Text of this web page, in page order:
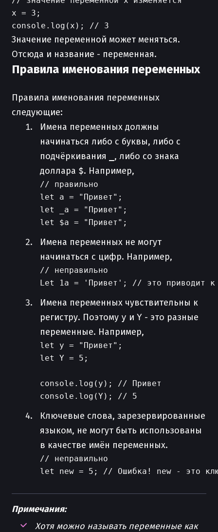
x = 3;
Значение переменной может меняться.
Отсюда и название - переменная.
Правила именования переменных
Правила именования переменных
следующие:
Имена переменных должны
начинаться либо с буквы, либо с
подчёркивания
, либо со знака
доллара $. Например,
// правильно
let a = "Привет";
let _a = "Привет";
Имена переменных не могут
начинаться с цифр. Например,
// неправильно
Имена переменных чувствительны к
регистру. Поэтому y и Y - это разные
переменные. Например,
let y = "Привет";
let Y = 5;
console.log(y); // Привет
Ключевые слова, зарезервированные
языком, не могут быть использованы
в качестве имён переменных.
// неправильно
Примечания:
Хотя можно называть переменные как